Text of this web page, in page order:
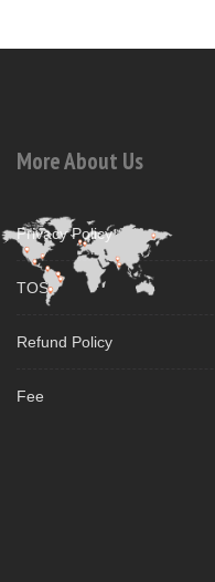
More About Us
Privacy Policy
TOS
Refund Policy
Fee